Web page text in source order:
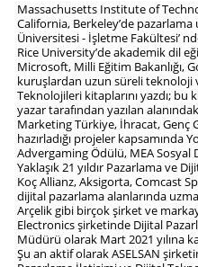
Massachusetts Institute of
California, Berkeley’de
Üniversitesi - İşletme Fakültesi’
Rice University’de akademik dil
Microsoft, Milli Eğitim Bakanlığı,
kuruşlardan uzun süreli teknoloji
Teknolojileri kitaplarını yazdı; bu
yazar tarafından yazılan
Marketing Türkiye, İhracat, Genç
hazırladığı projeler kapsamında
Advergaming Ödülü, MEA Sosyal
Yaklaşık 21 yıldır Pazarlama ve
Koç Allianz, Aksigorta, Comcast
dijital pazarlama alanlarında
Arçelik gibi birçok şirket ve
Electronics şirketinde Dijital
Müdürü olarak Mart 2021 yılına
Şu an aktif olarak ASELSAN